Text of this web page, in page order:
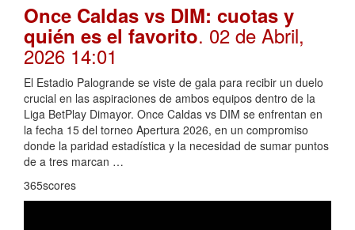
Once Caldas vs DIM: cuotas y
quién es el favorito. 02 de Abril,
2026 14:01
El Estadio Palogrande se viste de gala para recibir un duelo
crucial en las aspiraciones de ambos equipos dentro de la
Liga BetPlay Dimayor. Once Caldas vs DIM se enfrentan en
la fecha 15 del torneo Apertura 2026, en un compromiso
donde la paridad estadística y la necesidad de sumar puntos
de a tres marcan …
365scores